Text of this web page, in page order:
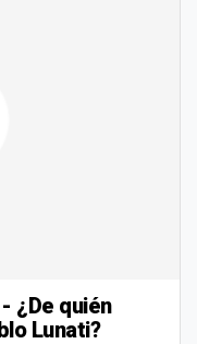
¿De quién
Lunati?